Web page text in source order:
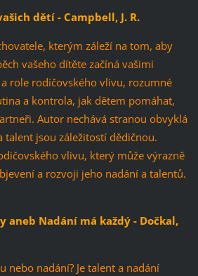
dětí - Campbell, J. R.
kterým záleží na tom, aby
vašeho dítěte začíná vašimi
role rodičovského vlivu, rozumné
a kontrola, jak dětem pomáhat,
Autor nechává stranou obvyklá
talent jsou záležitostí dědičnou.
vlivu, který může výrazně
a rozvoji jeho nadání a talentů.
aneb Nadání má každý - Dočkal,
nebo nadání? Je talent a nadání